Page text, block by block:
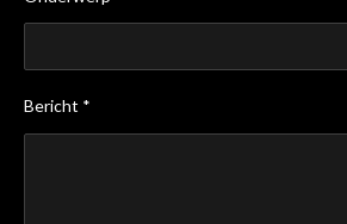
Bericht *